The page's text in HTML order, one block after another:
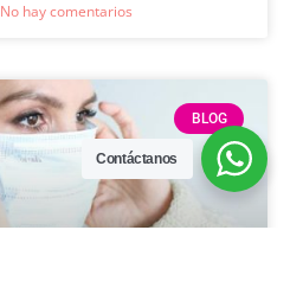
No hay comentarios
BLOG
Contáctanos